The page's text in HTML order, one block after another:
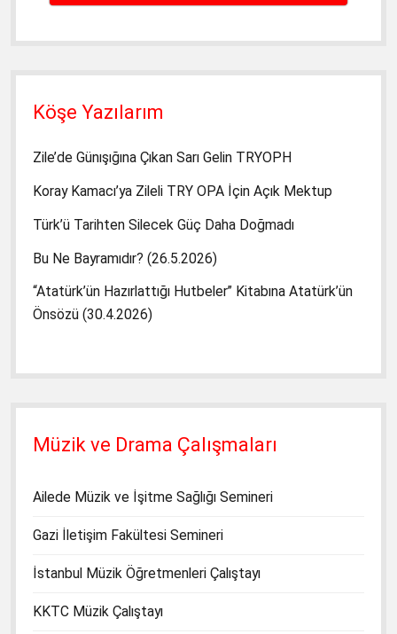
Köşe Yazılarım
Zile’de Günışığına Çıkan Sarı Gelin TRYOPH
Koray Kamacı’ya Zileli TRY OPA İçin Açık Mektup
Türk’ü Tarihten Silecek Güç Daha Doğmadı
Bu Ne Bayramıdır? (26.5.2026)
“Atatürk’ün Hazırlattığı Hutbeler” Kitabına Atatürk’ün
Önsözü (30.4.2026)
Müzik ve Drama Çalışmaları
Ailede Müzik ve İşitme Sağlığı Semineri
Gazi İletişim Fakültesi Semineri
İstanbul Müzik Öğretmenleri Çalıştayı
KKTC Müzik Çalıştayı